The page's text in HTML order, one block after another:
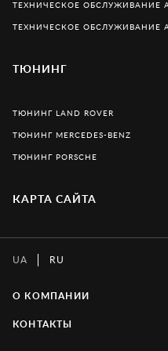
ТЕХНИЧЕСКОЕ ОБСЛУЖИВАНИЕ
ТЕХНИЧЕСКОЕ ОБСЛУЖИВАНИЕ
ТЮНИНГ
ТЮНИНГ LAND ROVER
ТЮНИНГ MERCEDES-BENZ
ТЮНИНГ PORSCHE
КАРТА САЙТА
UA RU
О КОМПАНИИ
КОНТАКТЫ